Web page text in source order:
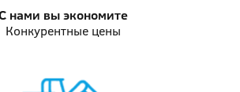
нами выэкономите
Конкурентные цены